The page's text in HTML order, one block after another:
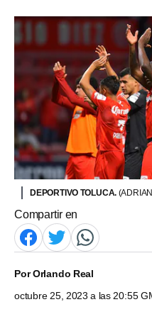
DEPORTIVO TOLUCA.
Compartir en
PorOrlando Real
octubre 25, 2023 a las 20:55